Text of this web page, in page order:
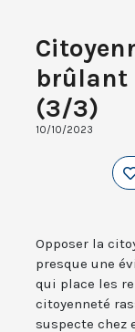
brûlant
(3/3)
10/10/2023
Opposer la
presque une
qui place les
citoyenneté
suspecte chez